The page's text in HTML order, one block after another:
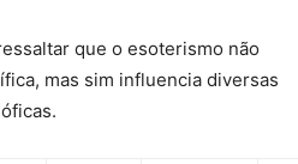
que o esoterismo não
mas sim influencia diversas